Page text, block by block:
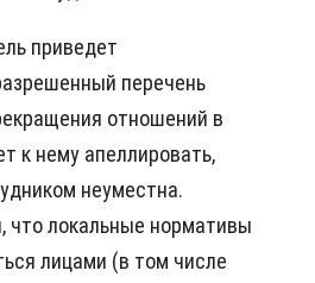
приведет
перечень
отношений в
к нему апеллировать,
неуместна.
что локальные нормативы
лицами (в том числе